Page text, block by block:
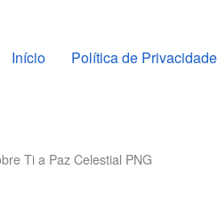
Pular para o conteúdo
Início Política de Privacidade
Ti a Paz Celestial PNG